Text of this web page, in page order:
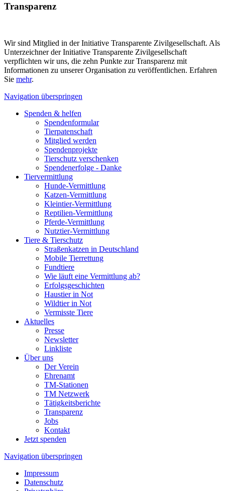
Transparenz
Wir sind Mitglied in der Initiative Transparente Zivilgesellschaft. Als
Unterzeichner der Initiative Transparente Zivilgesellschaft
verpflichten wir uns, die zehn Punkte zur Transparenz mit
Informationen zu unserer Organisation zu veröffentlichen. Erfahren
Sie mehr.
Navigation überspringen
Spenden & helfen
Spendenformular
Tierpatenschaft
Mitglied werden
Spendenprojekte
Tierschutz verschenken
Spendenerfolge - Danke
Tiervermittlung
Hunde-Vermittlung
Katzen-Vermittlung
Kleintier-Vermittlung
Reptilien-Vermittlung
Pferde-Vermittlung
Nutztier-Vermittlung
Tiere & Tierschutz
Straßenkatzen in Deutschland
Mobile Tierrettung
Fundtiere
Wie läuft eine Vermittlung ab?
Erfolgsgeschichten
Haustier in Not
Wildtier in Not
Vermisste Tiere
Aktuelles
Presse
Newsletter
Linkliste
Über uns
Der Verein
Ehrenamt
TM-Stationen
TM Netzwerk
Tätigkeitsberichte
Transparenz
Jobs
Kontakt
Jetzt spenden
Navigation überspringen
Impressum
Datenschutz